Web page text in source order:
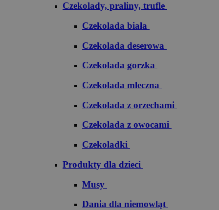
Czekolady, praliny, trufle
Czekolada biała
Czekolada deserowa
Czekolada gorzka
Czekolada mleczna
Czekolada z orzechami
Czekolada z owocami
Czekoladki
Produkty dla dzieci
Musy
Dania dla niemowląt